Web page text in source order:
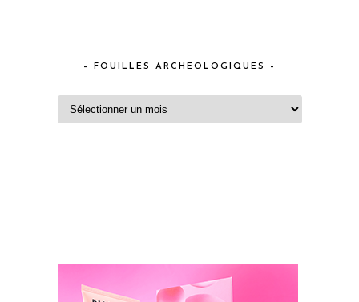
– FOUILLES ARCHEOLOGIQUES –